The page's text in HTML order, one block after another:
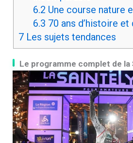
6.2 Une course nature
6.3 70 ans d’histoire
7Les sujets tendances
Le programme complet de la